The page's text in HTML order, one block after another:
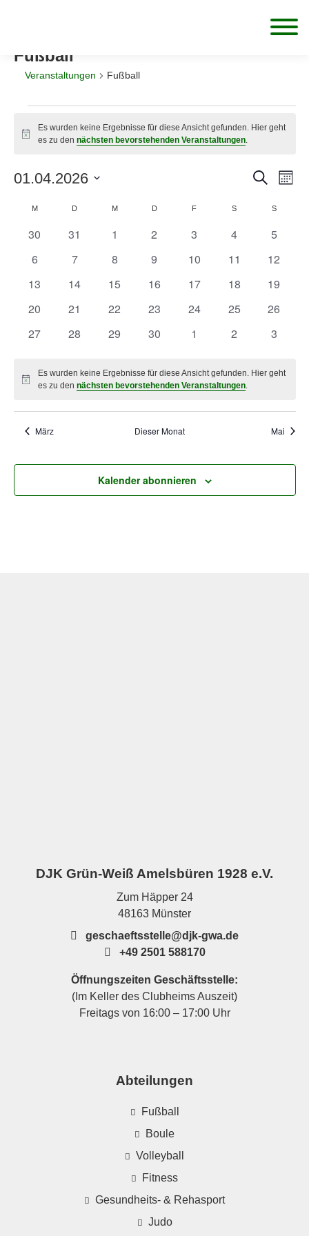
Fußball
Veranstaltungen Fußball
Hinweis
Es wurden keine Ergebnisse für diese Ansicht gefunden. Hier geht
es zu dennächsten bevorstehenden Veranstaltungen.
Suche
und
Suche
Monat
01.04.2026
wählen.
Kalender
von
Veranstaltungen
M D DIENSTAGMMITTWOCH
DDONNERSTAG
F S SAMSTAGS
0
30
0
31
0
1
0
2
0
3
0
4
0
5
0
6
0
7
0
8
0
9
0
10
0
11
0
12
0
13
0
14
0
15
0
16
0
17
0
18
0
19
0
20
0
21
0
22
0
23
0
24
0
25
0
26
0
27
0
28
0
29
0
30
0
1
0
2
0
3
Hinweis
Es wurden keine Ergebnisse für diese Ansicht gefunden. Hier geht
es zu dennächsten bevorstehenden Veranstaltungen.
März Dieser Monat Mai
Kalender abonnieren
DJK Grün-Weiß Amelsbüren 1928 e.V.
Zum Häpper 24
48163 Münster
geschaeftsstelle@djk-gwa.de
+49 2501 588170
Öffnungszeiten Geschäftsstelle:
(Im Keller des Clubheims Auszeit)
Freitags von 16:00 – 17:00 Uhr
Abteilungen
Fußball
Boule
Volleyball
Fitness
Gesundheits- & Rehasport
Judo